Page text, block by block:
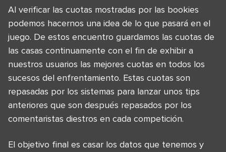
Al verificar las cuotas mostradas por las bookies
podemos hacernos una idea de lo que pasará en el
juego. De estos encuentro guardamos las cuotas de
las casas continuamente con el fin de exhibir a
nuestros usuarios las mejores cuotas en todos los
sucesos del enfrentamiento. Estas cuotas son
repasadas por los sistemas para lanzar unos tips
anteriores que son después repasados por los
comentaristas diestros en cada competición.
El objetivo final es casar los datos que tenemos y